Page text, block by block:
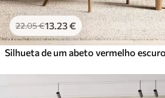
22.05€13 .23€